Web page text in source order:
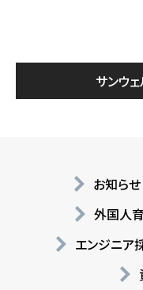
サンウ
お知らせ
外国人
エンジニア